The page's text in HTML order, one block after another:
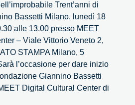
Trent’anni di
Bassetti Milano, lunedì 18
alle 13.00 presso MEET
– Viale Vittorio Veneto 2,
STAMPA Milano, 5
l’occasione per dare inizio
Giannino Bassetti
Digital Cultural Center di